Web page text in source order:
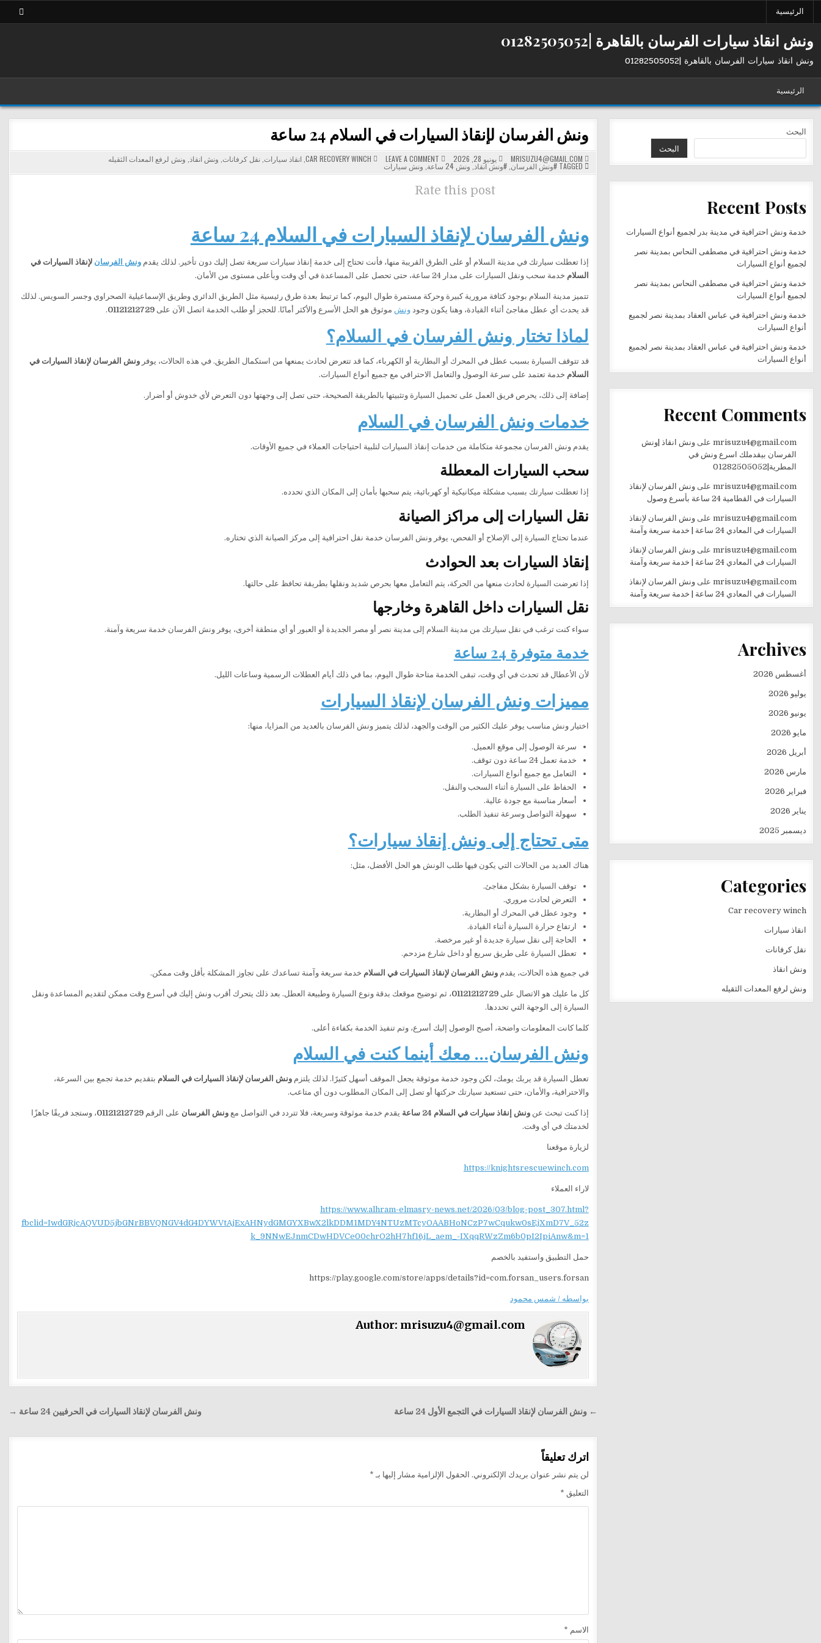
الرئيسية
ونش انقاذ سيارات الفرسان بالقاهرة |01282505052
ونش انقاذ سيارات الفرسان بالقاهرة |01282505052
الرئيسية
ونش الفرسان لإنقاذ السيارات في السلام 24 ساعة
MRISUZU4@GMAIL.COM يونيو 28, 2026 LEAVE A COMMENT
ON
ونش
الفرسان
POSTED
IN
CAR RECOVERY WINCH
,انقاذ سيارات ,نقل كرفانات ونش انقاذ ونش لرفع المعدات الثقيله
#ونش الفرسان ,#ونش انقاذ, ونش 24 ساعة ونش سيارات
Rate this post
ونش الفرسان لإنقاذ السيارات في السلام 24 ساعة
إذا تعطلت سيارتك في مدينة السلام أو على الطرق القريبة منها، فأنت تحتاج إلى خدمة إنقاذ سيارات سريعة تصل إليك دون تأخير. لذلك يقدمونش الفرسان لإنقاذ السيارات في
السلام خدمة سحب ونقل السيارات على مدار 24 ساعة، حتى تحصل على المساعدة في أي وقت وبأعلى مستوى من الأمان.
تتميز مدينة السلام بوجود كثافة مرورية كبيرة وحركة مستمرة طوال اليوم، كما ترتبط بعدة طرق رئيسية مثل الطريق الدائري وطريق الإسماعيلية الصحراوي وجسر السويس. لذلك
قد يحدث أي عطل مفاجئ أثناء القيادة، وهنا يكون وجودونش موثوق هو الحل الأسرع والأكثر أمانًا. للحجز أو طلب الخدمة اتصل الآن على01121212729
.
لماذا تختار ونش الفرسان في السلام؟
قد تتوقف السيارة بسبب عطل في المحرك أو البطارية أو الكهرباء، كما قد تتعرض لحادث يمنعها من استكمال الطريق. في هذه الحالات، يوفرونش الفرسان لإنقاذ السيارات في
السلام خدمة تعتمد على سرعة الوصول والتعامل الاحترافي مع جميع أنواع السيارات.
إضافة إلى ذلك، يحرص فريق العمل على تحميل السيارة وتثبيتها بالطريقة الصحيحة، حتى تصل إلى وجهتها دون التعرض لأي خدوش أو أضرار.
خدمات ونش الفرسان في السلام
يقدم ونش الفرسان مجموعة متكاملة من خدمات إنقاذ السيارات لتلبية احتياجات العملاء في جميع الأوقات.
سحب السيارات المعطلة
إذا تعطلت سيارتك بسبب مشكلة ميكانيكية أو كهربائية، يتم سحبها بأمان إلى المكان الذي تحدده.
نقل السيارات إلى مراكز الصيانة
عندما تحتاج السيارة إلى الإصلاح أو الفحص، يوفر ونش الفرسان خدمة نقل احترافية إلى مركز الصيانة الذي تختاره.
إنقاذ السيارات بعد الحوادث
إذا تعرضت السيارة لحادث منعها من الحركة، يتم التعامل معها بحرص شديد ونقلها بطريقة تحافظ على حالتها.
نقل السيارات داخل القاهرة وخارجها
سواء كنت ترغب في نقل سيارتك من مدينة السلام إلى مدينة نصر أو مصر الجديدة أو العبور أو أي منطقة أخرى، يوفر ونش الفرسان خدمة سريعة وآمنة.
خدمة متوفرة 24 ساعة
لأن الأعطال قد تحدث في أي وقت، تبقى الخدمة متاحة طوال اليوم، بما في ذلك أيام العطلات الرسمية وساعات الليل.
مميزات ونش الفرسان لإنقاذ السيارات
اختيار ونش مناسب يوفر عليك الكثير من الوقت والجهد، لذلك يتميز ونش الفرسان بالعديد من المزايا، منها:
سرعة الوصول إلى موقع العميل.
خدمة تعمل 24 ساعة دون توقف.
التعامل مع جميع أنواع السيارات.
الحفاظ على السيارة أثناء السحب والنقل.
أسعار مناسبة مع جودة عالية.
سهولة التواصل وسرعة تنفيذ الطلب.
متى تحتاج إلى ونش إنقاذ سيارات؟
هناك العديد من الحالات التي يكون فيها طلب الونش هو الحل الأفضل، مثل:
توقف السيارة بشكل مفاجئ.
التعرض لحادث مروري.
وجود عطل في المحرك أو البطارية.
ارتفاع حرارة السيارة أثناء القيادة.
الحاجة إلى نقل سيارة جديدة أو غير مرخصة.
تعطل السيارة على طريق سريع أو داخل شارع مزدحم.
في جميع هذه الحالات، يقدمونش الفرسان لإنقاذ السيارات في السلام خدمة سريعة وآمنة تساعدك على تجاوز المشكلة بأقل وقت ممكن.
كل ما عليك هو الاتصال على01121212729، ثم توضيح موقعك بدقة ونوع السيارة وطبيعة العطل. بعد ذلك يتحرك أقرب ونش إليك في أسرع وقت ممكن لتقديم المساعدة ونقل
السيارة إلى الوجهة التي تحددها.
كلما كانت المعلومات واضحة، أصبح الوصول إليك أسرع، وتم تنفيذ الخدمة بكفاءة أعلى.
ونش الفرسان… معك أينما كنت في السلام
تعطل السيارة قد يربك يومك، لكن وجود خدمة موثوقة يجعل الموقف أسهل كثيرًا. لذلك يلتزمونش الفرسان لإنقاذ السيارات في السلام بتقديم خدمة تجمع بين السرعة،
والاحترافية، والأمان، حتى تستعيد سيارتك حركتها أو تصل إلى المكان المطلوب دون أي متاعب.
إذا كنت تبحث عنونش إنقاذ سيارات في السلام 24 ساعة يقدم خدمة موثوقة وسريعة، فلا تتردد في التواصل معونش الفرسان على الرقم01121212729، وستجد فريقًا جاهزًا
لخدمتك في أي وقت.
لزيارة موقعنا
https://knightsrescuewinch.com
لاراء العملاء
https://www.alhram-elmasry-news.net/2026/03/blog-post_307.html?
fbclid=IwdGRjcAQVUD5jbGNrBBVQNGV4dG4DYWVtAjExAHNydGMGYXBwX2lkDDM1MDY4NTUzMTcyOAABHoNCzP7wCqukw0sEjXmD7V_52z
k_9NNwEJnmCDwHDVCe00chrO2hH7hf16jL_aem_-IXqqRWzZm6b0pI2IpiAnw&m=1
حمل التطبيق واستفيد بالخصم
https://play.google.com/store/apps/details?id=com.forsan_users.forsan
بواسطه / شمس محمود
Author: mrisuzu4@gmail.com
تصفّح ونش الفرسان لإنقاذ السيارات في الحرفيين 24 ساعة → ← ونش الفرسان لإنقاذ السيارات في التجمع الأول 24 ساعة
اترك تعليقاً
لن يتم نشر عنوان بريدك الإلكتروني. الحقول الإلزامية مشار إليها بـ *
التعليق *
الاسم *
البحث
البحث
Recent Posts
خدمة ونش احترافية في مدينة بدر لجميع أنواع السيارات
خدمة ونش احترافية في مصطفى النحاس بمدينة نصر
لجميع أنواع السيارات
خدمة ونش احترافية في مصطفى النحاس بمدينة نصر
لجميع أنواع السيارات
خدمة ونش احترافية في عباس العقاد بمدينة نصر لجميع
أنواع السيارات
خدمة ونش احترافية في عباس العقاد بمدينة نصر لجميع
أنواع السيارات
Recent Comments
mrisuzu4@gmail.comعلى ونش انقاذ |ونش
الفرسان بيقدملك اسرع ونش في
المطرية|01282505052
mrisuzu4@gmail.comعلى ونش الفرسان لإنقاذ
السيارات في القطامية 24 ساعة بأسرع وصول
mrisuzu4@gmail.comعلى ونش الفرسان لإنقاذ
السيارات في المعادي 24 ساعة | خدمة سريعة وآمنة
mrisuzu4@gmail.comعلى ونش الفرسان لإنقاذ
السيارات في المعادي 24 ساعة | خدمة سريعة وآمنة
mrisuzu4@gmail.comعلى ونش الفرسان لإنقاذ
السيارات في المعادي 24 ساعة | خدمة سريعة وآمنة
Archives
أغسطس 2026
يوليو 2026
يونيو 2026
مايو 2026
أبريل 2026
مارس 2026
فبراير 2026
يناير 2026
ديسمبر 2025
Categories
Car recovery winch
انقاذ سيارات
نقل كرفانات
ونش انقاذ
ونش لرفع المعدات الثقيله